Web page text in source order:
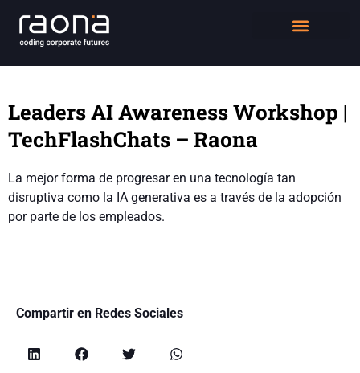
Leaders AI Awareness Workshop |
TechFlashChats – Raona
La mejor forma de progresar en una tecnología tan
disruptiva como la IA generativa es a través de la adopción
por parte de los empleados.
Compartir en Redes Sociales